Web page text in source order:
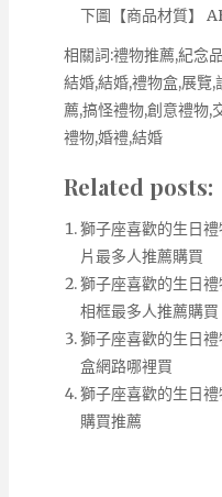
下圖【商品材質】
相關詞:禮物推薦,紀念
結婚,結婚,禮物盒,展覽
薦,搞怪禮物,創意禮物,
禮物,婚禮,結婚
Related posts:
獅子座喜歡的生日
片最多人推薦購買
獅子座喜歡的生日
相框最多人推薦購買
獅子座喜歡的生日
盒網路哪裡買
獅子座喜歡的生日
購買推薦